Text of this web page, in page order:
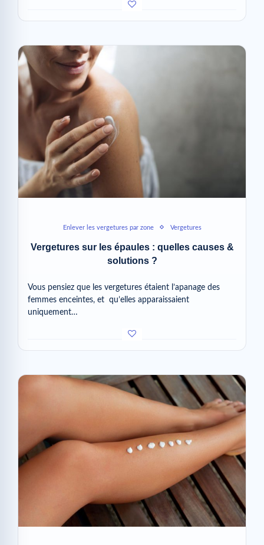
Enlever les vergetures par zone Vergetures
Vergetures sur les épaules : quelles causes &
solutions ?
Vous pensiez que les vergetures étaient l’apanage des
femmes enceintes, et qu’elles apparaissaient
uniquement…